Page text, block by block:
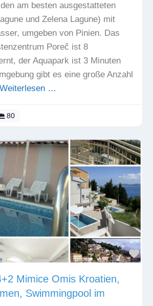
am besten ausgestatteten
und Zelena Lagune) mit
umgeben von Pinien. Das
Poreč ist 8
der Aquapark ist 3 Minuten
gibt es eine große Anzahl
Weiterlesen …
80
Mimice Omis Kroatien,
Swimmingpool im